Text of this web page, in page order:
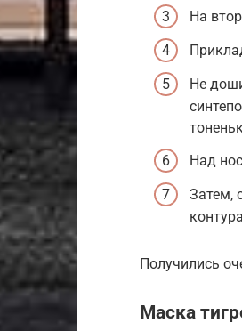
На
Не
Над
Затем,
Получились
Маска